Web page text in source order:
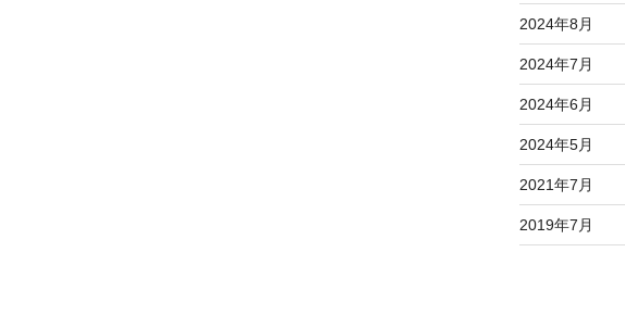
2024年8月
2024年7月
2024年6月
2024年5月
2021年7月
2019年7月